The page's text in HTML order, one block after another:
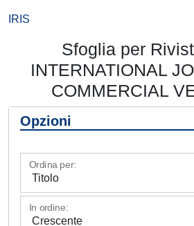
IRIS
Sfoglia per
INTERNATIONAL
COMMERCIAL
Opzioni
Ordina per:
In ordine: